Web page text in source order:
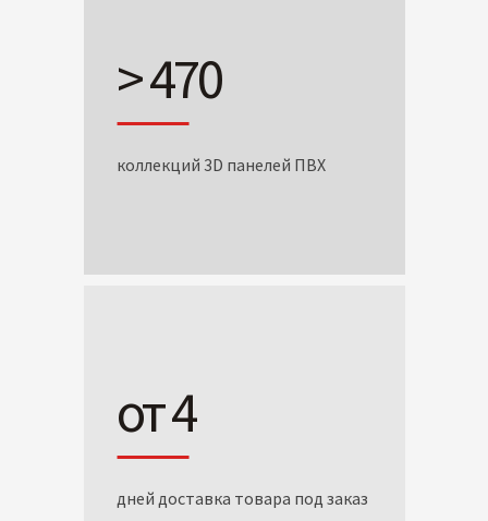
> 470
коллекций 3D панелей ПВХ
от 4
дней доставка товара под заказ